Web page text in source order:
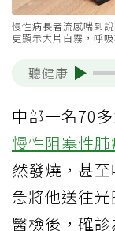
慢性病長者流感喘到
更顯示大片白霧，呼
聽健康
中部一名70
慢性阻塞性肺
然發燒，甚
急將他送往
醫檢後，確